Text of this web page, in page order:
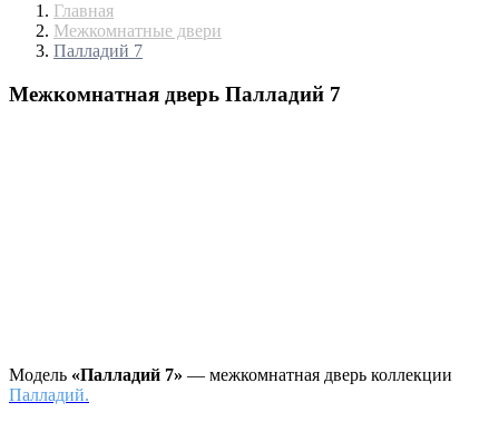
Главная
Межкомнатные двери
Палладий 7
Межкомнатная дверь Палладий 7
Модель «Палладий 7» — межкомнатная дверь коллекции
Палладий.